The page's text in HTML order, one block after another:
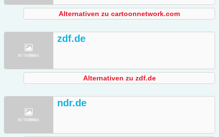
Alternativen zu cartoonnetwork.com
zdf.de
Alternativen zu zdf.de
ndr.de